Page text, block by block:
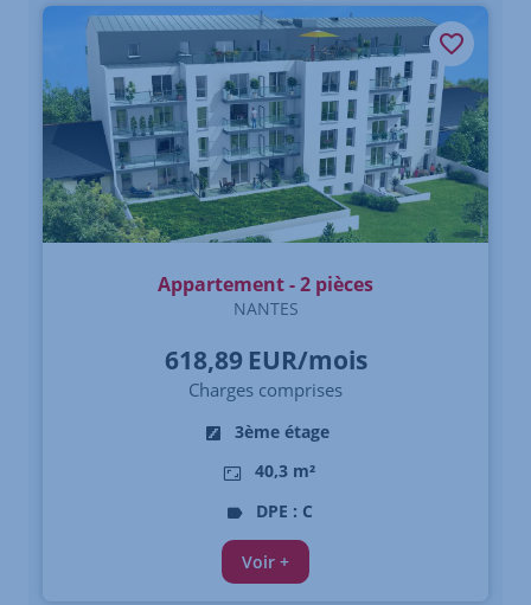
Appartement - 2 pièces
NANTES
618,89 EUR/mois
Charges comprises
3ème étage
40,3 m²
DPE : C
Voir +